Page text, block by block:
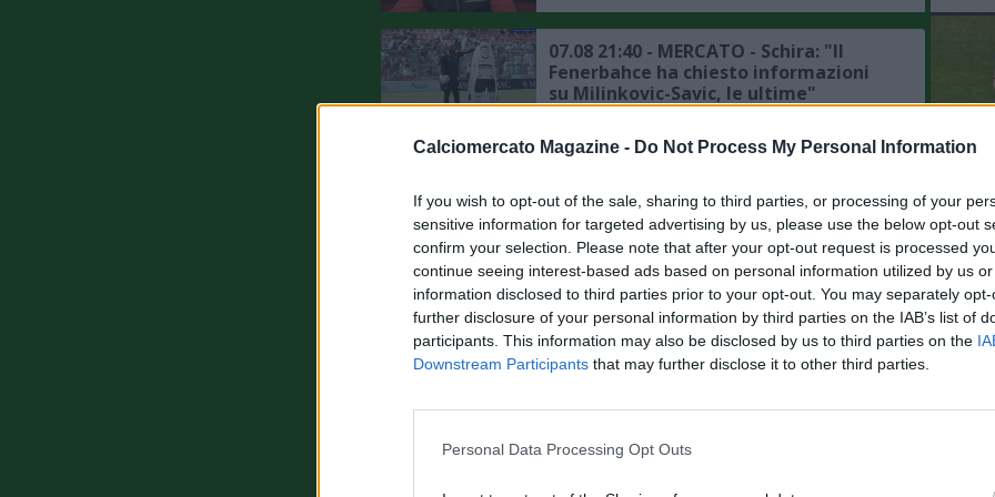
Calciomercato Magazine - Do Not Process My Personal Information
If you wish to opt-out of the sale, sharing to third parties, or processing of your
sensitive information for targeted advertising by us, please use the below opt-out
confirm your selection. Please note that after your opt-out request is processed
continue seeing interest-based ads based on personal information utilized by us
information disclosed to third parties prior to your opt-out. You may separately
further disclosure of your personal information by third parties on the IAB’s list of
participants. This information may also be disclosed by us to third parties on the
Downstream Participants that may further disclose it to other third parties.
Personal Data Processing Opt Outs
dettagli"
07.08 21:40 - MERCATO - Schira: "Il
Fenerbahce ha chiesto informazioni
su Milinkovic-Savic, le ultime"
07.08 14:58 - MERCATO - Moretto: "Il
Musso dell'Atletico Madrid"
07.08 12:53 - SKY - Napoli, mercato in
difesa: Aguerd del Marsiglia è il piano
alternativo degli azzurri
07.08 10:54 - TUTTOSPORT - Napoli,
chieste dalla Juventus per Gatti
del